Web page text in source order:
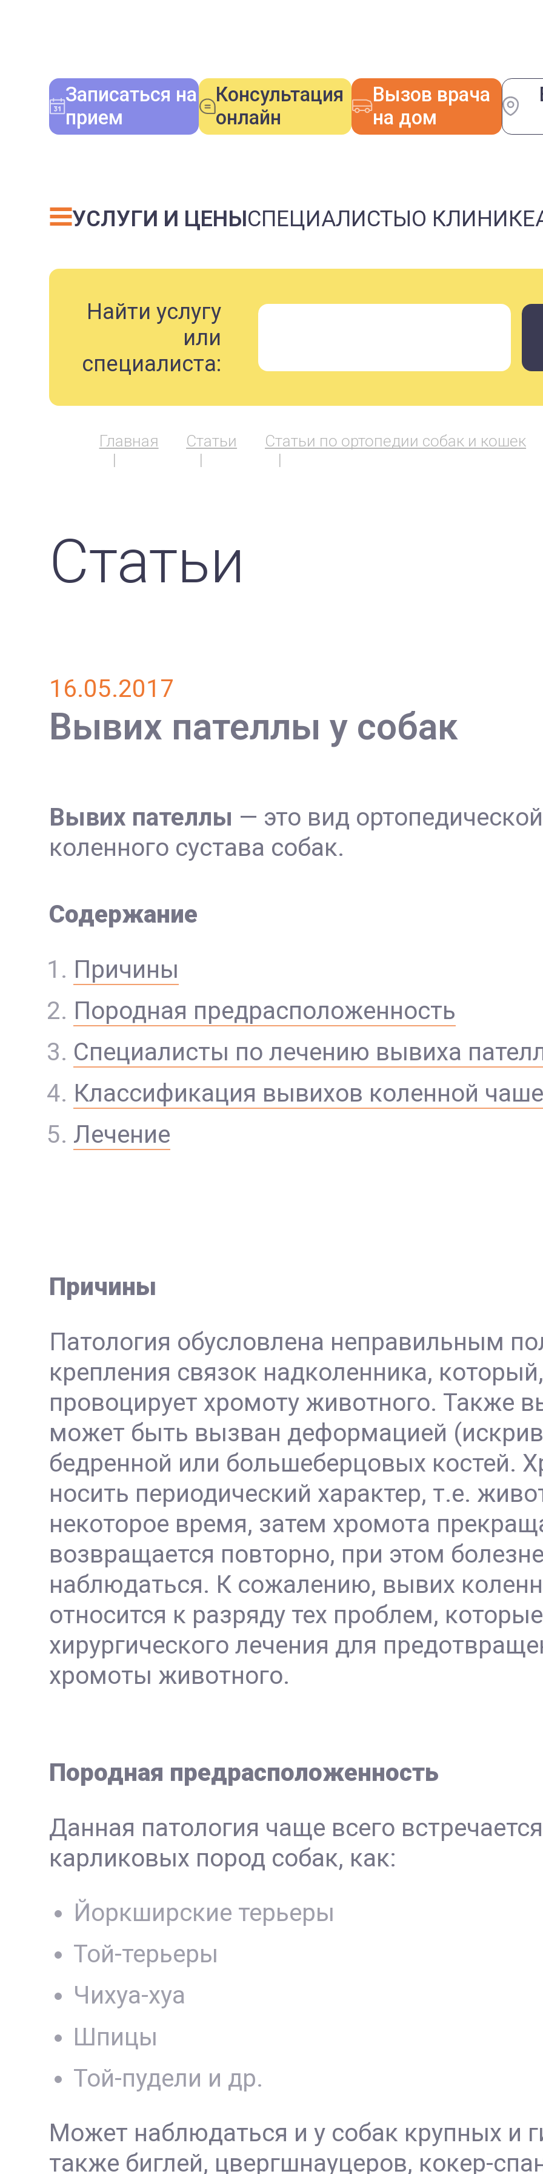
Записаться на
прием
Консультация
онлайн
Вызов врача
на дом
УСЛУГИ И ЦЕНЫСПЕЦИАЛИСТЫО КЛИНИКЕ
Найти услугу
или
специалиста:
Главная Статьи Статьи по ортопедии собак и кошек
Статьи
16.05.2017
Вывих пателлы у собак
Вывих пателлы — это вид
коленного сустава собак.
Содержание
Причины
Породная предрасположенность
Специалисты по лечению вывиха
Классификация вывихов коленной
Лечение
Причины
Патология обусловлена неправильным
крепления связок надколенника,
провоцирует хромоту животного. Также
может быть вызван деформацией
бедренной или большеберцовых костей.
носить периодический характер, т.е.
некоторое время, затем хромота
возвращается повторно, при этом
наблюдаться. К сожалению, вывих
относится к разряду тех проблем,
хирургического лечения для
хромоты животного.
Породная предрасположенность
Данная патология чаще всего
карликовых пород собак, как:
Йоркширские терьеры
Той-терьеры
Чихуа-хуа
Шпицы
Той-пудели и др.
Может наблюдаться и у собак крупных и
также биглей, цвергшнауцеров, кокер-